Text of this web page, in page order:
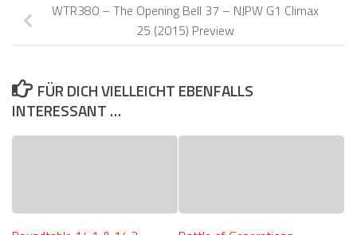
WTR380 – The Opening Bell 37 – NJPW G1 Climax
25 (2015) Preview
FÜR DICH VIELLEICHT EBENFALLS
INTERESSANT …